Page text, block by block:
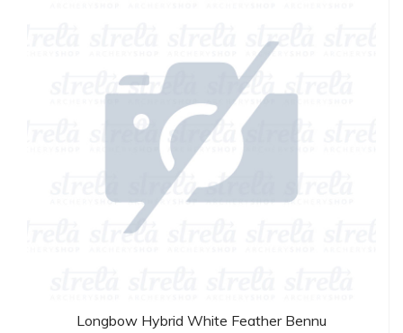
Longbow Hybrid White Feather Bennu